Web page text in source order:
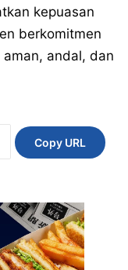
kepuasan
berkomitmen
andal, dan
Copy URL